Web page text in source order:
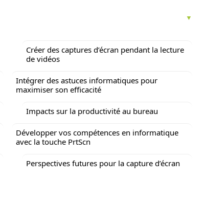
Créer des captures d’écran pendant la lecture
de vidéos
Intégrer des astuces informatiques pour
maximiser son efficacité
Impacts sur la productivité au bureau
Développer vos compétences en informatique
avec la touche PrtScn
Perspectives futures pour la capture d’écran